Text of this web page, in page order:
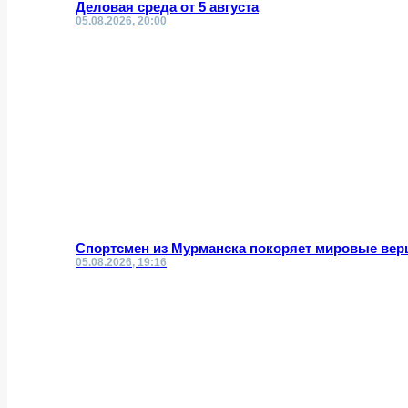
Деловая среда от 5 августа
05.08.2026, 20:00
Спортсмен из Мурманска покоряет мировые
05.08.2026, 19:16